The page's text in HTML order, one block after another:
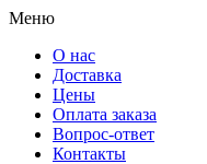
Меню
О нас
Доставка
Цены
Оплата заказа
Вопрос-ответ
Контакты